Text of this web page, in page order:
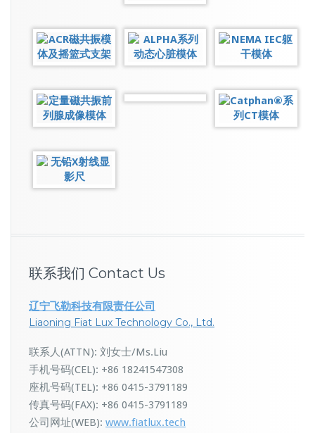
联系我们 Contact Us
辽宁飞勒科技有限责任公司
Liaoning Fiat Lux Technology Co., Ltd.
联系人(ATTN): 刘女士/Ms.Liu
手机号码(CEL): +86 18241547308
座机号码(TEL): +86 0415-3791189
传真号码(FAX): +86 0415-3791189
公司网址(WEB): www.fiatlux.tech